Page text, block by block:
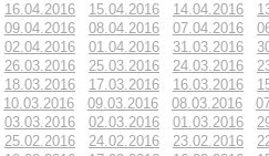
16.04.2016 15.04.2016 14.04.2016
09.04.2016 08.04.2016 07.04.2016
02.04.2016 01.04.2016 31.03.2016
26.03.2016 25.03.2016 24.03.2016
18.03.2016 17.03.2016 16.03.2016
10.03.2016 09.03.2016 08.03.2016
03.03.2016 02.03.2016 01.03.2016
25.02.2016 24.02.2016 23.02.2016